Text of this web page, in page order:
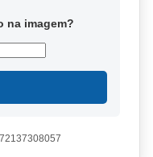
na imagem?